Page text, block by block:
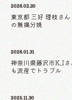
2026.02.20
東京都 三好 理枝さ
の無痛分娩
2026.01.31
神奈川県藤沢市K.I
も流産でトラブル
2025.11.30